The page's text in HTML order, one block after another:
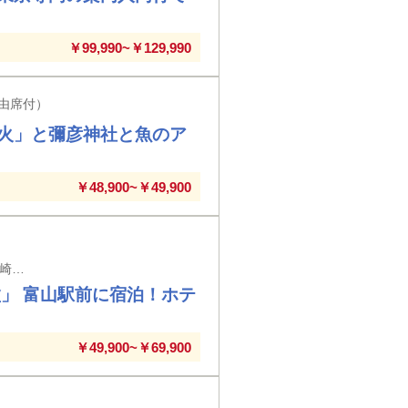
￥99,990~￥129,990
席付）
」と彌彦神社と魚のア
￥48,900~￥49,900
富山駅前に宿泊！ホテ
￥49,900~￥69,900